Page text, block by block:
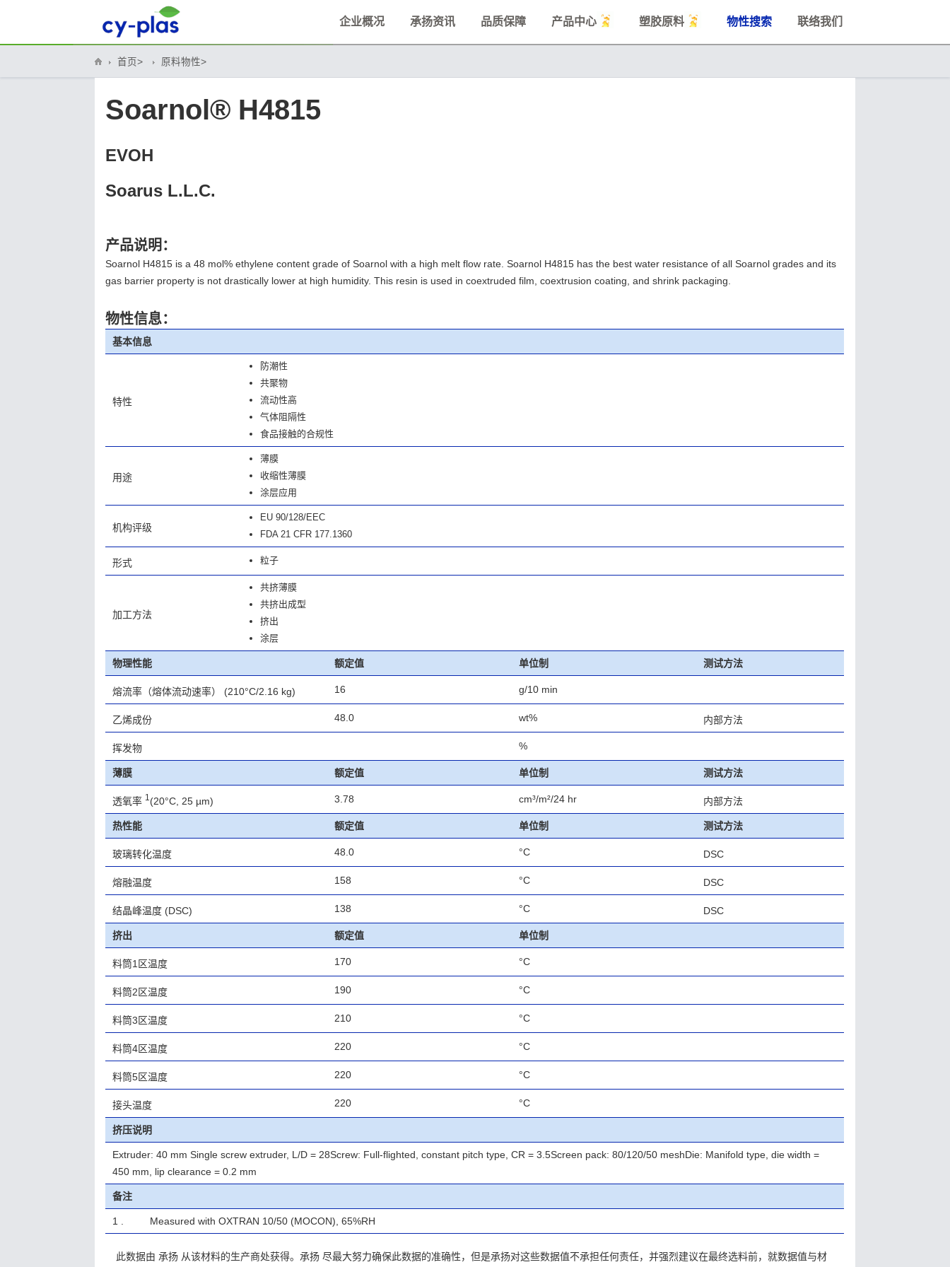
企业概况 承扬资讯 品质保障 产品中心 塑胶原料 物性搜索 联络我们
首页> 原料物性>
Soarnol® H4815
EVOH
Soarus L.L.C.
产品说明：
Soarnol H4815 is a 48 mol% ethylene content grade of Soarnol with a high melt flow rate. Soarnol H4815 has the best water resistance of all Soarnol grades and its
gas barrier property is not drastically lower at high humidity. This resin is used in coextruded film, coextrusion coating, and shrink packaging.
物性信息：
基本信息
特性
防潮性
共聚物
流动性高
气体阻隔性
食品接触的合规性
用途
薄膜
收缩性薄膜
涂层应用
机构评级
EU 90/128/EEC
FDA 21 CFR 177.1360
形式 粒子
加工方法
共挤薄膜
共挤出成型
挤出
涂层
物理性能 额定值 单位制 测试方法
熔流率（熔体流动速率） (210°C/2.16 kg) 16 g/10 min
乙烯成份 48.0 wt% 内部方法
挥发物 %
薄膜 额定值 单位制 测试方法
透氧率 1 (20°C, 25 µm) 3.78 cm³/m²/24 hr 内部方法
热性能 额定值 单位制 测试方法
玻璃转化温度 48.0 °C DSC
熔融温度 158 °C DSC
结晶峰温度 (DSC) 138 °C DSC
挤出 额定值 单位制
料筒1区温度 170 °C
料筒2区温度 190 °C
料筒3区温度 210 °C
料筒4区温度 220 °C
料筒5区温度 220 °C
接头温度 220 °C
挤压说明
Extruder: 40 mm Single screw extruder, L/D = 28Screw: Full-flighted, constant pitch type, CR = 3.5Screen pack: 80/120/50 meshDie: Manifold type, die width =
450 mm, lip clearance = 0.2 mm
备注
1 . Measured with OXTRAN 10/50 (MOCON), 65%RH
此数据由 承扬 从该材料的生产商处获得。承扬 尽最大努力确保此数据的准确性，但是承扬对这些数据值不承担任何责任，并强烈建议在最终选料前，就数据值与材